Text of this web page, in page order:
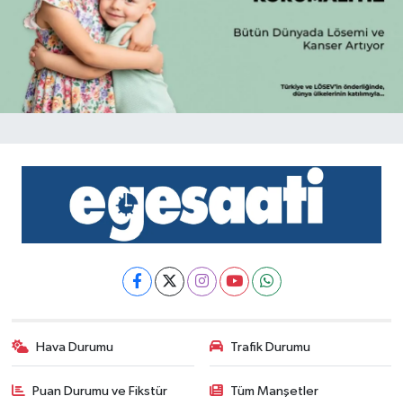
Hava Durumu Trafik Durumu
Puan Durumu ve Fikstür Tüm Manşetler